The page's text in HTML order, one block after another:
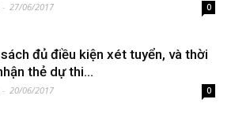
- 27/06/2017 0
đủ điều kiện xét tuyển, và thời
thẻ dự thi...
- 20/06/2017 0